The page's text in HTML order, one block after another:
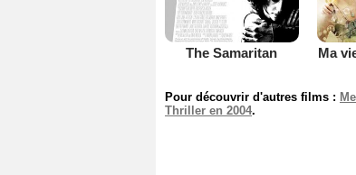
The Samaritan Ma
Pour découvrir d'autres films :
Thriller en 2004.